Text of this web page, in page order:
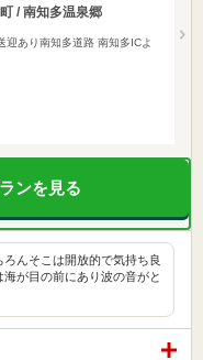
/ 南知多温泉郷
迎あり南知多道路 南知多ICよ
ンを見る
んそこは開放的で気持ち良
が目の前にあり波の音がと